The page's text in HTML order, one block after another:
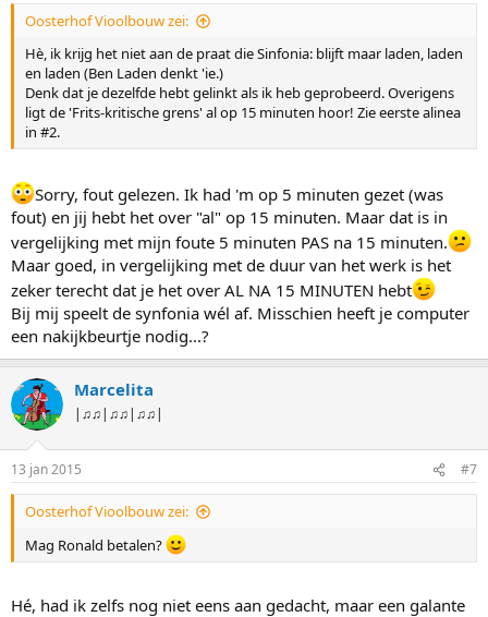
Oosterhof Vioolbouw zei:
Hè, ik krijg het niet aan de praat die Sinfonia: blijft maar laden, laden
en laden (Ben Laden denkt 'ie.)
Denk dat je dezelfde hebt gelinkt als ik heb geprobeerd. Overigens
ligt de 'Frits-kritische grens' al op 15 minuten hoor! Zie eerste alinea
in #2.
Sorry, fout gelezen. Ik had 'm op 5 minuten gezet (was
fout) en jij hebt het over "al" op 15 minuten. Maar dat is in
vergelijking met mijn foute 5 minuten PAS na 15 minuten.
Maar goed, in vergelijking met de duur van het werk is het
zeker terecht dat je het over AL NA 15 MINUTEN hebt
Bij mij speelt de synfonia wél af. Misschien heeft je computer
een nakijkbeurtje nodig...?
Marcelita
|♫♫|♫♫|♫♫|
13 jan 2015 #7
Oosterhof Vioolbouw zei:
Mag Ronald betalen?
Hé, had ik zelfs nog niet eens aan gedacht, maar een galante